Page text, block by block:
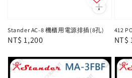
Stander AC-8 機櫃用電源排插(8孔)
Regular
NT$ 1,200
412
NT$